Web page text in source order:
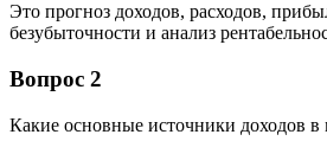
Это прогноз доходов, расходов,
безубыточности и анализ
Вопрос 2
Какие основные источники доходов в